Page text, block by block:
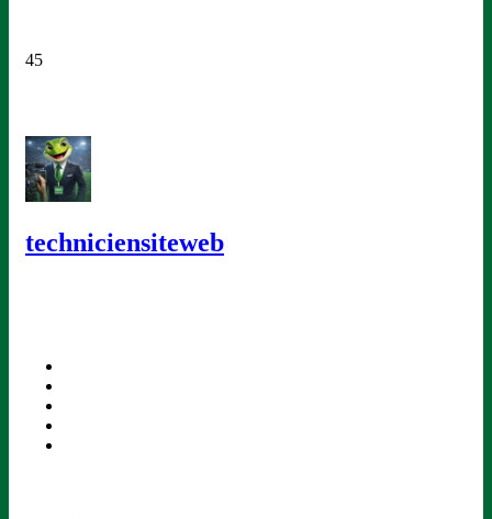
45
techniciensiteweb